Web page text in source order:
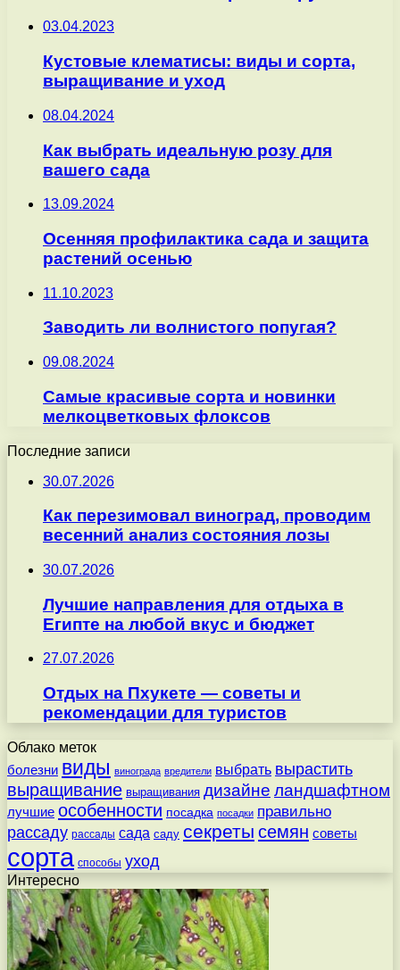
03.04.2023
Кустовые клематисы: виды и сорта,
выращивание и уход
08.04.2024
Как выбрать идеальную розу для
вашего сада
13.09.2024
Осенняя профилактика сада и защита
растений осенью
11.10.2023
Заводить ли волнистого попугая?
09.08.2024
Самые красивые сорта и новинки
мелкоцветковых флоксов
Последние записи
30.07.2026
Как перезимовал виноград, проводим
весенний анализ состояния лозы
30.07.2026
Лучшие направления для отдыха в
Египте на любой вкус и бюджет
27.07.2026
Отдых на Пхукете — советы и
рекомендации для туристов
Облако меток
болезни виды винограда вредители выбрать вырастить
выращивание выращивания дизайне ландшафтном
лучшие особенности посадка посадки правильно
рассаду рассады сада саду секреты семян советы
сорта способы уход
Интересно